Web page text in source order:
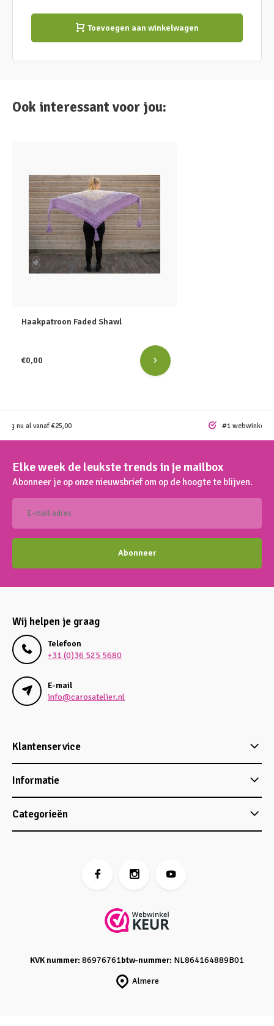
Toevoegen aan winkelwagen
Ook interessant voor jou:
Haakpatroon Faded Shawl
€0,00
nu al vanaf €25,00 #1 webwinkel
Elke week de leukste trends in je mailbox
Abonneer je op onze nieuwsbrief om op de hoogte te blijven.
Abonneer
Wij helpen je graag
Telefoon
+31 (0)36 525 5680
E-mail
info@carosatelier.nl
Klantenservice
Informatie
Categorieën
Almere
KVK nummer: 86976761btw-nummer: NL864164889B01